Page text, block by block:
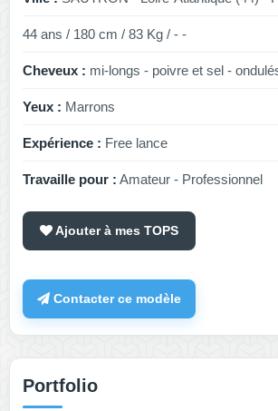
44 ans / 180 cm / 83 Kg / - -
Cheveux : mi-longs - poivre et sel -
Yeux : Marrons
Expérience : Free lance
Travaille pour : Amateur - Professionnel
Ajouter à mes TOPS
Contacter ce modèle
Portfolio